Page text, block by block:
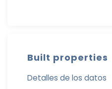
Built properties
Detalles de los datos